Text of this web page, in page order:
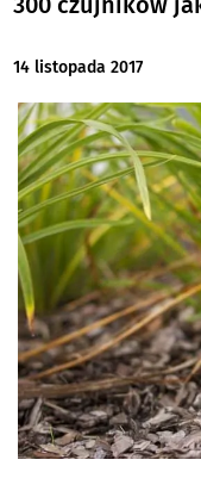
14 listopada 2017